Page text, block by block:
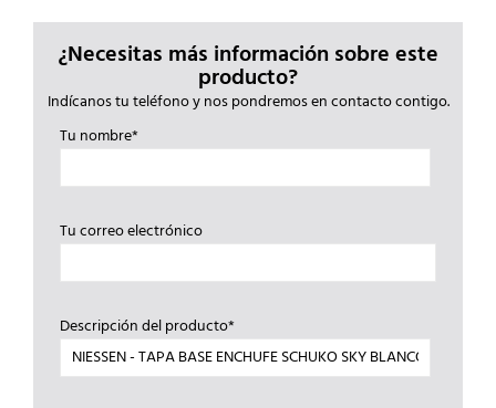
¿Necesitas más información sobre este
producto?
Indícanos tu teléfono y nos pondremos en contacto contigo.
Tu nombre*
Tu correo electrónico
Descripción del producto*